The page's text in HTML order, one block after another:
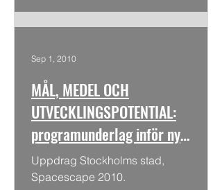
MÅL, MEDEL OCH
UTVECKLINGSPOTENTIAL:
programunderlag inför ny
utvecklingsplan för
STOCKHOLMS CITY
Uppdrag Stockholms stad,
Spacescape 2010.
Sep 1, 2010